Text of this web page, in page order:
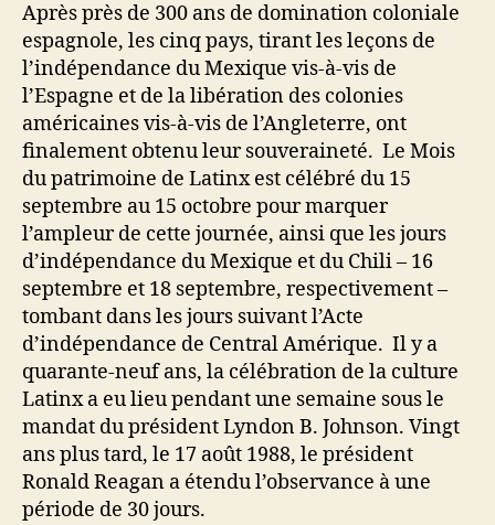
Après près de 300 ans de domination coloniale
espagnole, les cinq pays, tirant les leçons de
l’indépendance du Mexique vis-à-vis de
l’Espagne et de la libération des colonies
américaines vis-à-vis de l’Angleterre, ont
finalement obtenu leur souveraineté. Le Mois
du patrimoine de Latinx est célébré du 15
septembre au 15 octobre pour marquer
l’ampleur de cette journée, ainsi que les jours
d’indépendance du Mexique et du Chili – 16
septembre et 18 septembre, respectivement –
tombant dans les jours suivant l’Acte
d’indépendance de Central Amérique. Il y a
quarante-neuf ans, la célébration de la culture
Latinx a eu lieu pendant une semaine sous le
mandat du président Lyndon B. Johnson. Vingt
ans plus tard, le 17 août 1988, le président
Ronald Reagan a étendu l’observance à une
période de 30 jours.